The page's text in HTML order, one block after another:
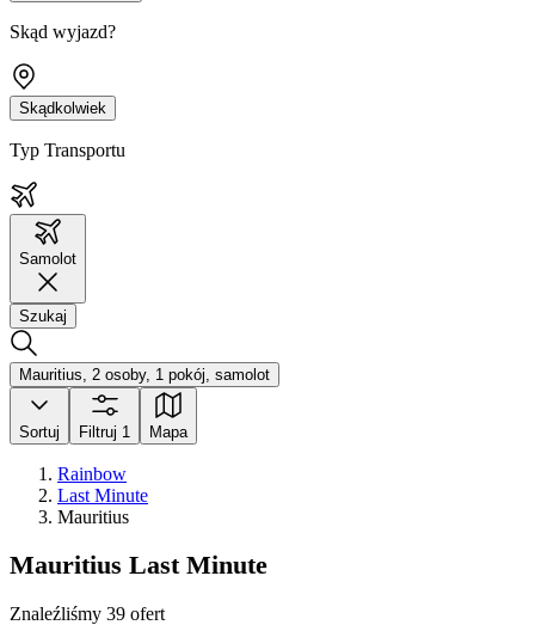
Skąd wyjazd?
Skądkolwiek
Typ Transportu
Samolot
Szukaj
Mauritius, 2 osoby, 1 pokój, samolot
Sortuj Filtruj 1 Mapa
Rainbow
Last Minute
Mauritius
Mauritius Last Minute
Znaleźliśmy 39 ofert